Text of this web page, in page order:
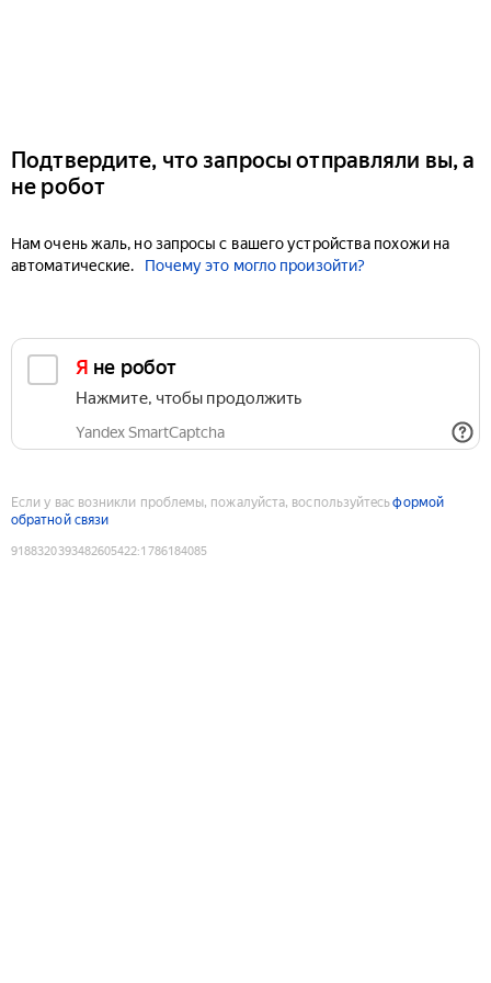
Подтвердите, что запросы отправляли вы, а
не робот
Нам очень жаль, но запросы с вашего устройства похожи на
автоматические.
Почему это могло произойти?
Я не робот
Нажмите, чтобы продолжить
Yandex SmartCaptcha
Если у вас возникли проблемы, пожалуйста, воспользуйтесьформой
обратной связи
9188320393482605422:1786184085